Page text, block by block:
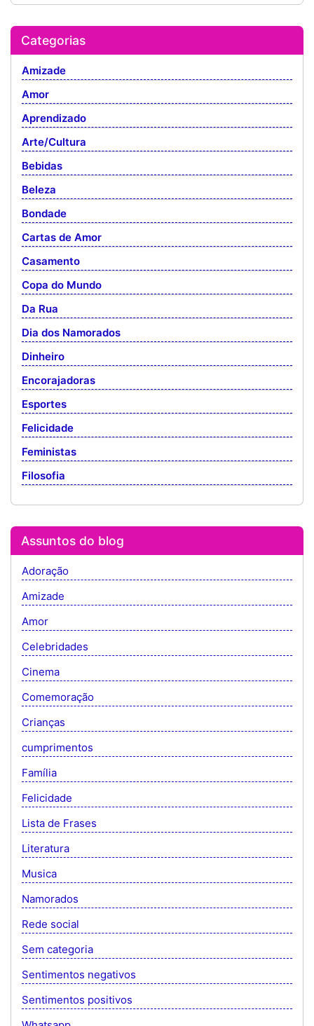
Categorias
Amizade
Amor
Aprendizado
Arte/Cultura
Bebidas
Beleza
Bondade
Cartas de Amor
Casamento
Copa do Mundo
Da Rua
Dia dos Namorados
Dinheiro
Encorajadoras
Esportes
Felicidade
Feministas
Filosofia
Assuntos do blog
Adoração
Amizade
Amor
Celebridades
Cinema
Comemoração
Crianças
cumprimentos
Família
Felicidade
Lista de Frases
Literatura
Musica
Namorados
Rede social
Sem categoria
Sentimentos negativos
Sentimentos positivos